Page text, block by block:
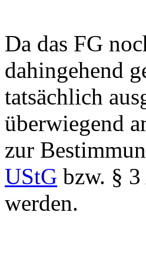
Da das FG
dahingehend
tatsächlich
überwiegend
zur
UStG bzw. §
werden.